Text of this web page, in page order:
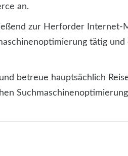
an.
zur Herforder Internet-
tätig
betreue hauptsächlich
Suchmaschinenoptimierung